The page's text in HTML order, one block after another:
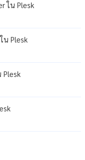
ใน Plesk
น Plesk
Plesk